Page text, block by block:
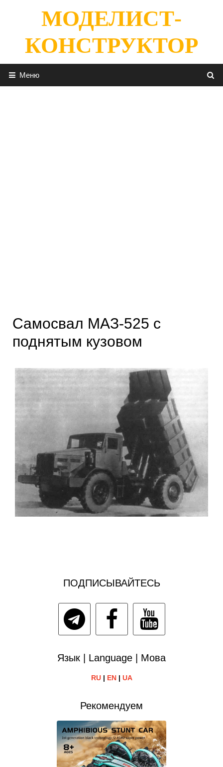
содержимомуМОДЕЛИСТ-
КОНСТРУКТОР
Меню
Самосвал МАЗ-525 с
поднятым кузовом
ПОДПИСЫВАЙТЕСЬ
Язык | Language | Мова
RU| EN| UA
Рекомендуем